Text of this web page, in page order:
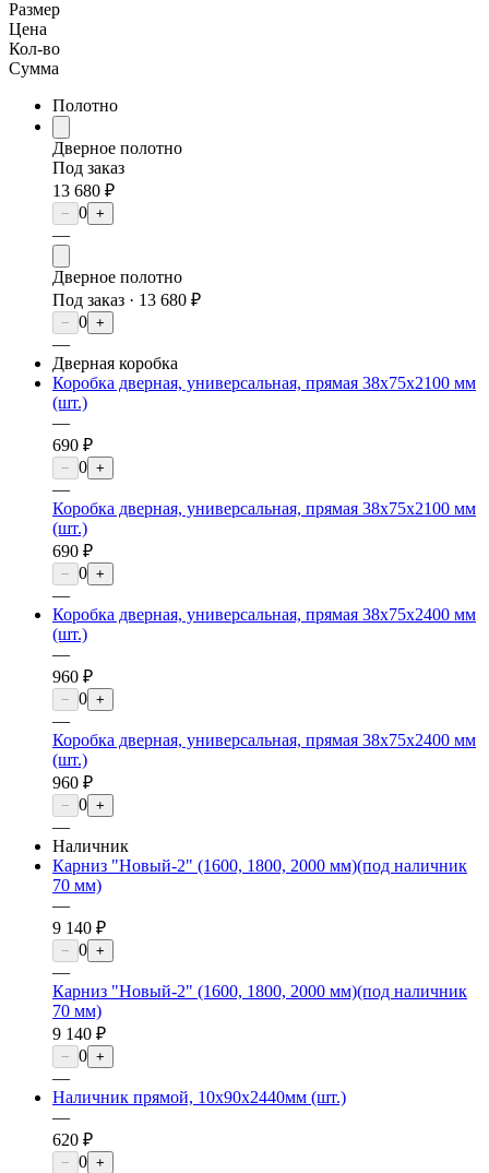
Размер
Цена
Кол-во
Сумма
Полотно
Дверное полотно
Под заказ
13 680 ₽
− 0 +
—
Дверное полотно
Под заказ · 13 680 ₽
− 0 +
—
Дверная коробка
Коробка дверная, универсальная, прямая 38х75х2100 мм
(шт.)
—
690 ₽
− 0 +
—
Коробка дверная, универсальная, прямая 38х75х2100 мм
(шт.)
690 ₽
− 0 +
—
Коробка дверная, универсальная, прямая 38х75х2400 мм
(шт.)
—
960 ₽
− 0 +
—
Коробка дверная, универсальная, прямая 38х75х2400 мм
(шт.)
960 ₽
− 0 +
—
Наличник
Карниз "Новый-2" (1600, 1800, 2000 мм)(под наличник
70 мм)
—
9 140 ₽
− 0 +
—
Карниз "Новый-2" (1600, 1800, 2000 мм)(под наличник
70 мм)
9 140 ₽
− 0 +
—
Наличник прямой, 10х90х2440мм (шт.)
—
620 ₽
− 0 +